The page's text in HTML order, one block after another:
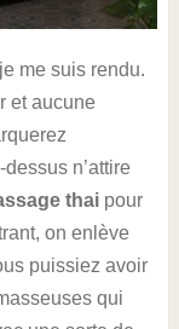
me suis rendu.
et aucune
n’attire
thaipour
on enlève
puissiez avoir
qui